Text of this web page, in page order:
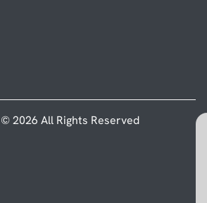
2026 All Rights Reserved